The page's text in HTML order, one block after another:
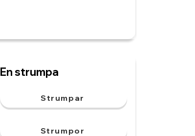
En strumpa
Strumpar
Strumpor